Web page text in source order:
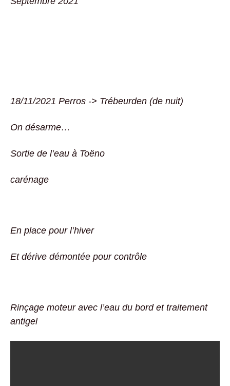
18/11/2021 Perros -> Trébeurden (de nuit)
On désarme…
Sortie de l’eau à Toëno
carénage
En place pour l’hiver
Et dérive démontée pour contrôle
Rinçage moteur avec l’eau du bord et traitement
antigel